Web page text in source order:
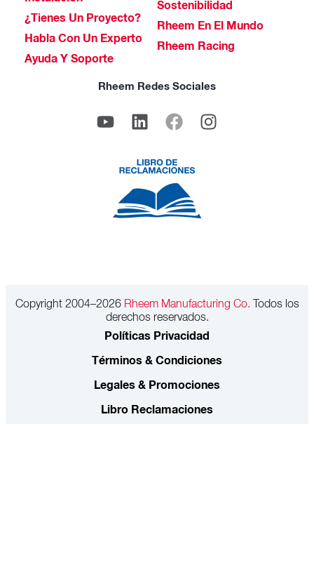
¿Tienes Un Proyecto?
Habla Con Un Experto
Ayuda Y Soporte
Sostenibilidad
Rheem En El Mundo
Rheem Racing
Rheem Redes Sociales
Copyright 2004–2026Rheem Manufacturing Co. Todos los
derechos reservados.
Políticas Privacidad
Términos & Condiciones
Legales & Promociones
Libro Reclamaciones